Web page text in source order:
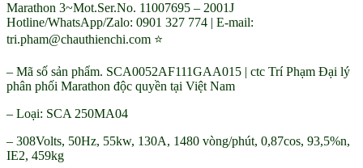
Marathon 3~Mot.Ser.No. 11007695 – 2001J
Hotline/WhatsApp/Zalo: 0901 327 774 | E-mail:
tri.pham@chauthienchi.com ⭐
– Mã số sản phẩm. SCA0052AF111GAA015 | ctc Trí Phạm Đại lý
phân phối Marathon độc quyền tại Việt Nam
– Loại: SCA 250MA04
– 308Volts, 50Hz, 55kw, 130A, 1480 vòng/phút, 0,87cos, 93,5%n,
IE2, 459kg